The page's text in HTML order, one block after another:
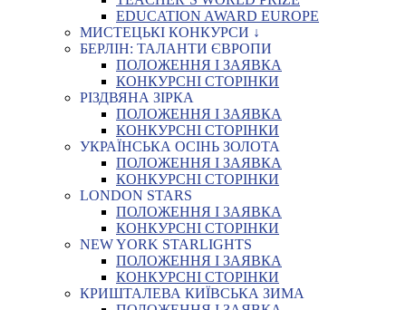
EDUCATION AWARD EUROPE
МИСТЕЦЬКІ КОНКУРСИ ↓
БЕРЛІН: ТАЛАНТИ ЄВРОПИ
ПОЛОЖЕННЯ І ЗАЯВКА
КОНКУРСНІ СТОРІНКИ
РІЗДВЯНА ЗІРКА
ПОЛОЖЕННЯ І ЗАЯВКА
КОНКУРСНІ СТОРІНКИ
УКРАЇНСЬКА ОСІНЬ ЗОЛОТА
ПОЛОЖЕННЯ І ЗАЯВКА
КОНКУРСНІ СТОРІНКИ
LONDON STARS
ПОЛОЖЕННЯ І ЗАЯВКА
КОНКУРСНІ СТОРІНКИ
NEW YORK STARLIGHTS
ПОЛОЖЕННЯ І ЗАЯВКА
КОНКУРСНІ СТОРІНКИ
КРИШТАЛЕВА КИЇВСЬКА ЗИМА